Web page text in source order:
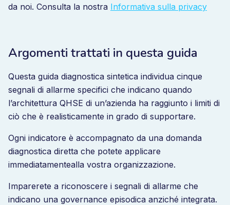
da noi. Consulta la nostra Informativa sulla privacy
Argomenti trattati in questa guida
Questa guida diagnostica sintetica individua cinque
segnali di allarme specifici che indicano quando
l’architettura QHSE di un’azienda ha raggiunto i limiti di
ciò che è realisticamente in grado di supportare.
Ogni indicatore è accompagnato da una domanda
diagnostica diretta che potete applicare
immediatamentealla vostra organizzazione.
Imparerete a riconoscere i segnali di allarme che
indicano una governance episodica anziché integrata.